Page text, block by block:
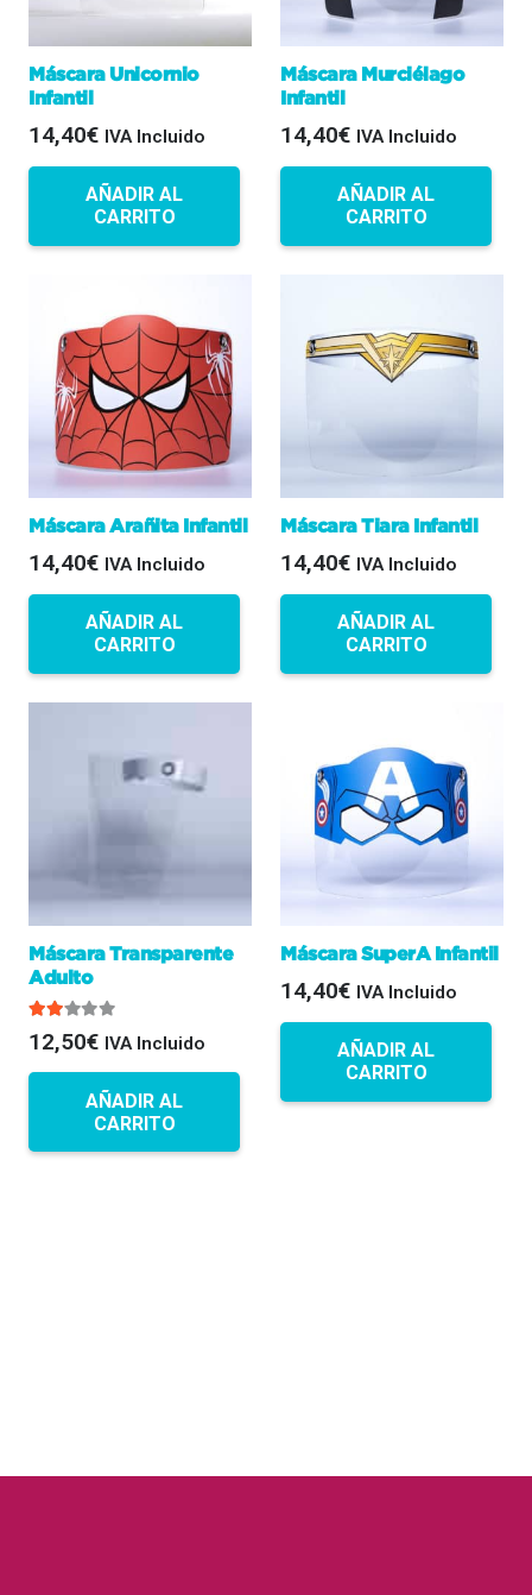
Máscara Unicornio
Infantil
14,40€ IVA Incluido
AÑADIR AL
CARRITO
Máscara Murciélago
Infantil
14,40€ IVA Incluido
AÑADIR AL
CARRITO
Máscara Arañita Infantil
14,40€ IVA Incluido
AÑADIR AL
CARRITO
Máscara Tiara Infantil
14,40€ IVA Incluido
AÑADIR AL
CARRITO
Máscara Transparente
Adulto
12,50€ IVA Incluido
AÑADIR AL
CARRITO
Máscara SuperA Infantil
14,40€ IVA Incluido
AÑADIR AL
CARRITO